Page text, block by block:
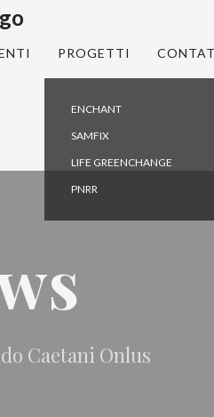
PROGETTI
ENCHANT
SAMFIX
LIFE GREENCHANGE
PNRR
Caetani Onlus